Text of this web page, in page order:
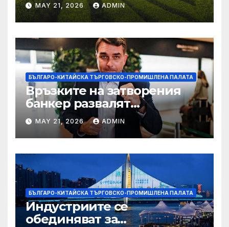
MAY 21, 2026 ADMIN
БЪЛГАРО-КИТАЙСКА ТЪРГОВСКО-ПРОМИШЛЕНА ПАЛАТА
Връзките на затворения
банкер развалят
надеждите на Флавио
Болсонаро за президент на
Бразилия
MAY 21, 2026 ADMIN
БЪЛГАРО-КИТАЙСКА ТЪРГОВСКО-ПРОМИШЛЕНА ПАЛАТА
Индустриите се
обединяват за